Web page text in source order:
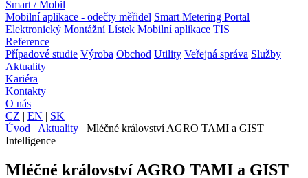
Smart / Mobil
Mobilní aplikace - odečty měřidel Smart Metering Portal
Elektronický Montážní Lístek Mobilní aplikace TIS
Reference
Případové studie Výroba Obchod Utility Veřejná správa Služby
Aktuality
Kariéra
Kontakty
O nás
CZ | EN | SK
Úvod
Aktuality
Mléčné království AGRO TAMI a GIST
Intelligence
Mléčné království AGRO TAMI a GIST